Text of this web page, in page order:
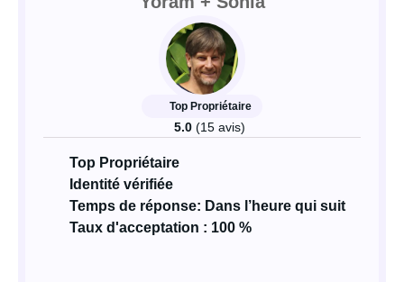
Top Propriétaire
5.0 (15 avis)
Top Propriétaire
Identité vérifiée
Temps de réponse: Dans l’heure qui suit
Taux d'acceptation : 100 %